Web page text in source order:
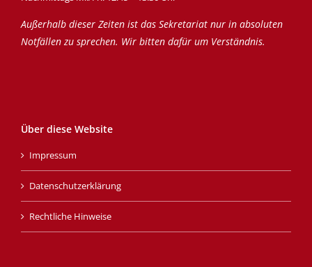
Außerhalb dieser Zeiten ist das Sekretariat nur in absoluten
Notfällen zu sprechen. Wir bitten dafür um Verständnis.
Über diese Website
Impressum
Datenschutzerklärung
Rechtliche Hinweise